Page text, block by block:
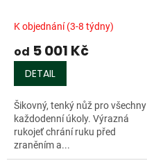
K objednání (3-8 týdny)
od 5 001 Kč
DETAIL
Šikovný, tenký nůž pro všechny
každodenní úkoly. Výrazná
rukojeť chrání ruku před
zraněním a...